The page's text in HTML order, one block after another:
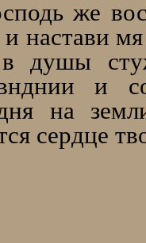
же
настави
душы
и
на
сердце